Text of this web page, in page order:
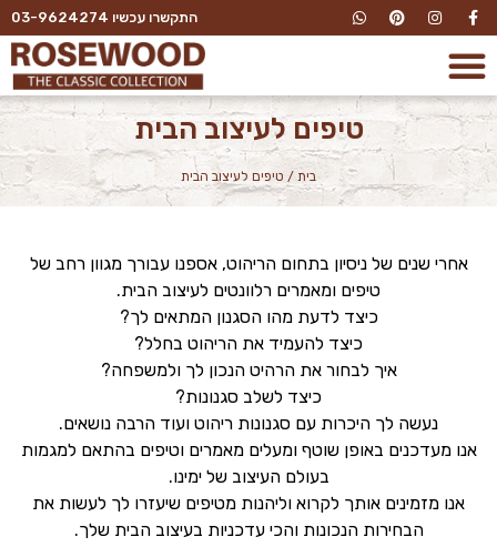
התקשרו עכשיו 03-9624274
טיפים לעיצוב הבית
בית / טיפים לעיצוב הבית
אחרי שנים של ניסיון בתחום הריהוט, אספנו עבורך מגוון רחב של
טיפים ומאמרים רלוונטים לעיצוב הבית.
כיצד לדעת מהו הסגנון המתאים לך?
כיצד להעמיד את הריהוט בחלל?
איך לבחור את הרהיט הנכון לך ולמשפחה?
כיצד לשלב סגנונות?
נעשה לך היכרות עם סגנונות ריהוט ועוד הרבה נושאים.
אנו מעדכנים באופן שוטף ומעלים מאמרים וטיפים בהתאם למגמות
בעולם העיצוב של ימינו.
אנו מזמינים אותך לקרוא וליהנות מטיפים שיעזרו לך לעשות את
הבחירות הנכונות והכי עדכניות בעיצוב הבית שלך.